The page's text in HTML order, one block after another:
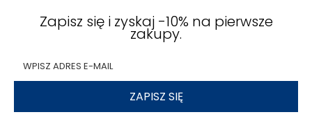
Zapisz się i zyskaj -10% na pierwsze
zakupy.
ZAPISZ SIĘ